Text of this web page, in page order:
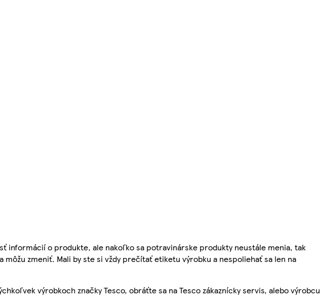
informácií o produkte, ale nakoľko sa potravinárske produkty neustále menia, tak
môžu zmeniť. Mali by ste si vždy prečítať etiketu výrobku a nespoliehať sa len na
výrobkoch značky Tesco, obráťte sa na Tesco zákaznícky servis, alebo výrobcu